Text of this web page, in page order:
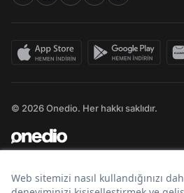
© 2026 Onedio. Her hakkı saklıdır.
Bir markasıdır.